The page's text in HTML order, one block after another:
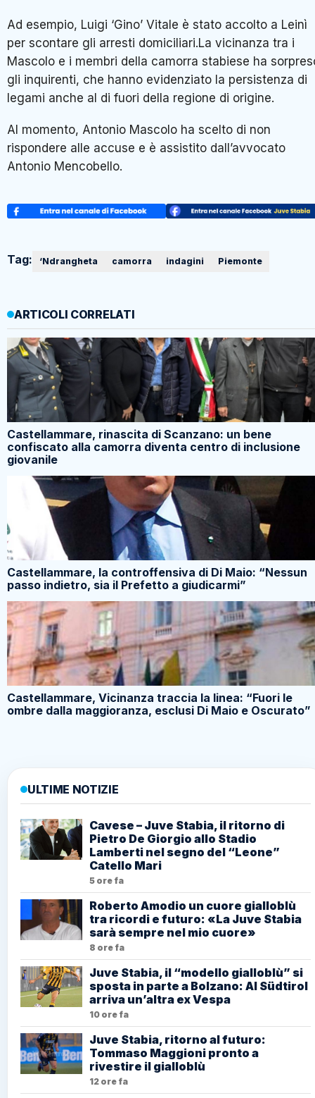
Ad esempio, Luigi ‘Gino’ Vitale è stato accolto a Leinì
per scontare gli arresti domiciliari.La vicinanza tra i
Mascolo e i membri della camorra stabiese ha
gli inquirenti, che hanno evidenziato la persistenza di
legami anche al di fuori della regione di origine.
Al momento, Antonio Mascolo ha scelto di non
rispondere alle accuse e è assistito dall’avvocato
Antonio Mencobello.
Tag: ‘Ndrangheta camorra indagini Piemonte
ARTICOLI CORRELATI
Castellammare, rinascita di Scanzano: un bene
confiscato alla camorra diventa centro di inclusione
giovanile
Castellammare, la controffensiva di Di Maio: “Nessun
passo indietro, sia il Prefetto a giudicarmi”
Castellammare, Vicinanza traccia la linea: “Fuori le
ombre dalla maggioranza, esclusi Di Maio e Oscurato”
ULTIME NOTIZIE
Cavese – Juve Stabia, il ritorno di
Pietro De Giorgio allo Stadio
Lamberti nel segno del “Leone”
Catello Mari
5 ore fa
Roberto Amodio un cuore gialloblù
tra ricordi e futuro: «La Juve Stabia
sarà sempre nel mio cuore»
8 ore fa
Juve Stabia, il “modello gialloblù” si
sposta in parte a Bolzano: Al Südtirol
arriva un’altra ex Vespa
10 ore fa
Juve Stabia, ritorno al futuro:
Tommaso Maggioni pronto a
rivestire il gialloblù
12 ore fa